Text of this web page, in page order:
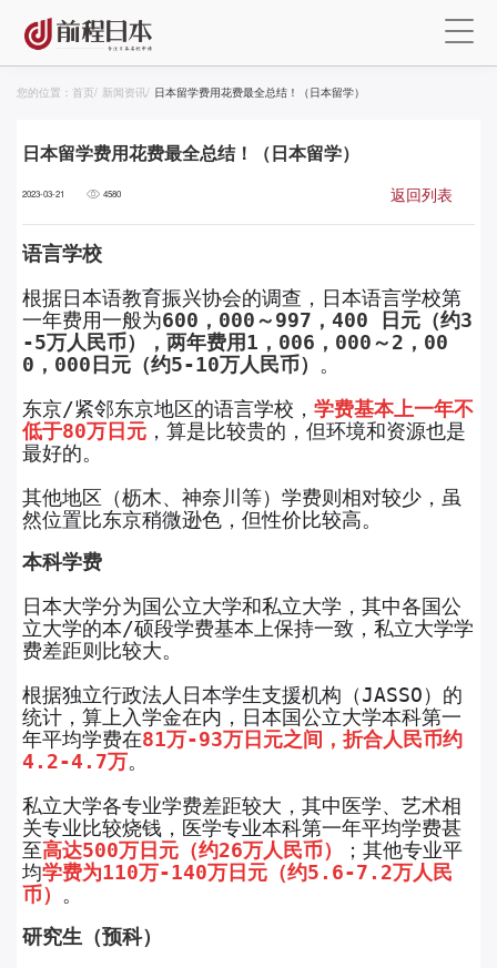
您的位置： 首页/ 新闻资讯/ 日本留学费用花费最全总结！（日本留学）
日本留学费用花费最全总结！（日本留学）
2023-03-21 4580 返回列表
语言学校
根据日本语教育振兴协会的调查，日本语言学校第
一年费用一般为600，000～997，400 日元（约3
-5万人民币），两年费用1，006，000～2，00
0，000日元（约5-10万人民币） 。
东京/紧邻东京地区的语言学校， 学费基本上一年不
低于80万日元 ，算是比较贵的，但环境和资源也是
最好的。
其他地区（枥木、神奈川等）学费则相对较少，虽
然位置比东京稍微逊色，但性价比较高。
本科学费
日本大学分为国公立大学和私立大学，其中各国公
立大学的本/硕段学费基本上保持一致，私立大学学
费差距则比较大。
根据独立行政法人日本学生支援机构（JASSO）的
统计，算上入学金在内，日本国公立大学本科第一
年平均学费在81万-93万日元之间，折合人民币约
4.2-4.7万。
私立大学各专业学费差距较大，其中医学、艺术相
关专业比较烧钱，医学专业本科第一年平均学费甚
至高达500万日元（约26万人民币）
；其他专业平
均学费为110万-140万日元（约5.6-7.2万人民
币） 。
研究生（预科）